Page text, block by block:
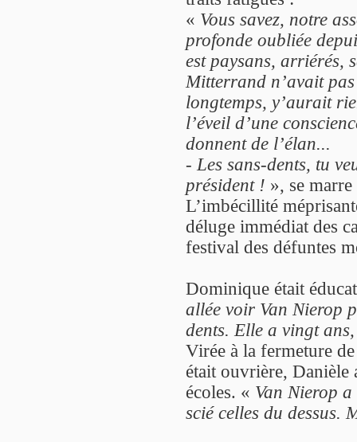
« Vous savez, notre
profonde oubliée
est paysans, arriérés,
Mitterrand n’avait
longtemps, y’aurait
l’éveil d’une
donnent de l’élan...
- Les sans-dents, tu
président ! », se
L’imbécillité
déluge immédiat des
festival des défuntes
Dominique était
allée voir Van Nierop
dents. Elle a vingt
Virée à la fermeture
était ouvrière, Danièle
écoles. « Van Nierop a
scié celles du dessus.